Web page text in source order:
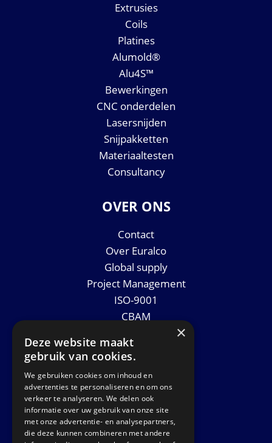
Extrusies
Coils
Platines
Alumold®
Alu4S™
Bewerkingen
CNC onderdelen
Lasersnijden
Snijpakketten
Materiaaltesten
Consultancy
OVER ONS
Contact
Over Euralco
Global supply
Project Management
ISO-9001
CBAM
Nieuws
GET IN TOUCH
Euralco Europe B.V.
Zinkstraat 24 - E9451
×
Deze website maakt
gebruik van cookies.
We gebruiken cookies om inhoud en
advertenties te personaliseren en om ons
verkeer te analyseren. We delen ook
informatie over uw gebruik van onze site
met onze advertentie- en analysepartners,
die deze kunnen combineren met andere